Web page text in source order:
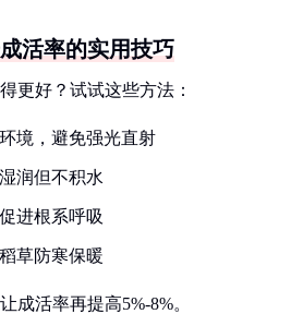
活率的实用技巧
更好？试试这些方法：
境，避免强光直射
润但不积水
进根系呼吸
草防寒保暖
成活率再提高5%-8%。